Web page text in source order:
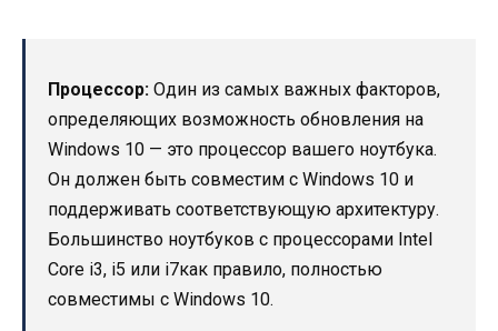
Процессор: Один из самых важных факторов,
определяющих возможность обновления на
Windows 10 — это процессор вашего ноутбука.
Он должен быть совместим с Windows 10 и
поддерживать соответствующую архитектуру.
Большинство ноутбуков с процессорами Intel
Core i3, i5 или i7как правило, полностью
совместимы с Windows 10.